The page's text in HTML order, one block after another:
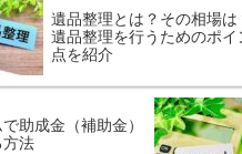
遺品整理とは？その相場は
遺品整理を行うためのポイ
点を紹介
助成金（補助金）
方法